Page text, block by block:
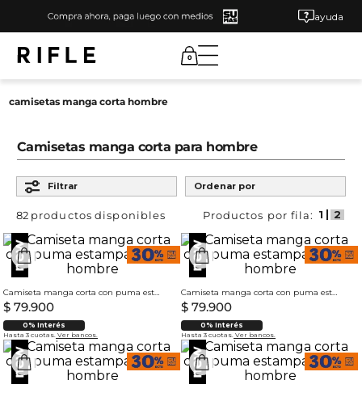
ayuda
0
camisetas manga corta hombre
Camisetas manga corta para hombre
Filtrar Ordenar por
82 productos
Camiseta manga corta con puma estampado para hombre
$ 79.900
0% Interés
Hasta 3 cuotas. Ver bancos.
Camiseta manga corta con puma estampado para hombre
$ 79.900
0% Interés
Hasta 3 cuotas. Ver bancos.